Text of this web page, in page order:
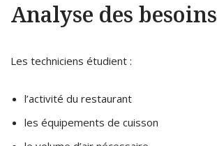
Analyse des besoins
Les techniciens étudient :
l’activité du restaurant
les équipements de cuisson